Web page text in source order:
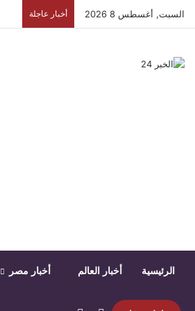
السبت, أغسطس 8 2026 أخبار عاجلة
الرئيسية أخبار العالم أخبار مصر